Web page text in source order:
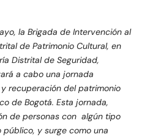
la Brigada de Intervención al
de Patrimonio Cultural, en
Distrital de Seguridad,
a cabo una jornada
recuperación del patrimonio
de Bogotá. Esta jornada,
de personas con algún tipo
y surge como una